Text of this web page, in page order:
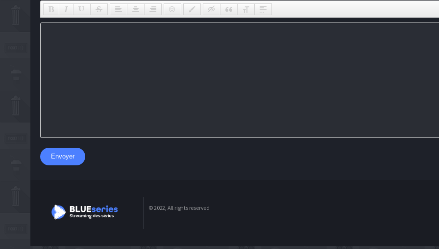
Envoyer
© 2022, All rights reserved